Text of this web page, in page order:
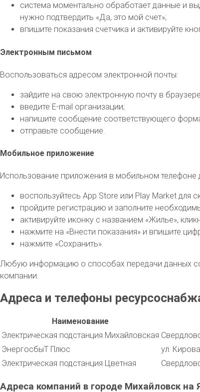
система моментально обработает данные и
нужно подтвердить «Да, это мой счет»;
впишите показания счетчика и активируйте
Электронным письмом
Воспользоваться адресом электронной почты:
зайдите на свою электронную почту в
введите E-mail организации;
напишите сообщение соответствующего
отправьте сообщение.
Мобильное приложение
Использование приложения в мобильном телефоне
воспользуйтесь App Store или Play Market для
пройдите регистрацию и заполните
активируйте иконку с названием «Жилье»,
нажмите на «Внести показания» и впишите
нажмите «Сохранить».
Любую информацию о способах передачи данных
компании.
Адреса и телефоны
Наименование
Электрическая подстанция Михайловская
ЭнергосбыТ Плюс
ул.
Электрическая подстанция Цветная
Адреса компаний в городе Михайловск на